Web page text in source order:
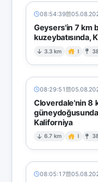
08:54:39
Geysers'in 7 km
kuzeybatısında,
3.3 km I
08:29:51
Cloverdale'nin 8
Kaliforniya
6.7 km I
08:05:17